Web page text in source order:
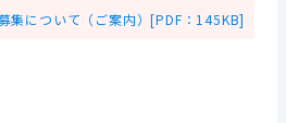
集について（ご案内）[PDF：145KB]